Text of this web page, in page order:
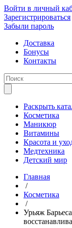
Войти в личный
Зарегистрироваться
Забыли пароль
Доставка
Бонусы
Контакты
Раскрыть
Косметика
Маникюр
Витамины
Красота и
Медтехника
Детский мир
Главная
/
Косметика
/
Урьяж